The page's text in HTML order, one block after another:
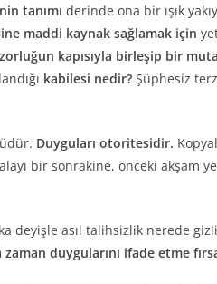
tanımı derinde ona bir ışık
maddi kaynak sağlamak için
kapısıyla birleşip bir
kabilesi nedir? Şüphesiz
Duyguları otoritesidir.
bir sonrakine, önceki akşam
deyişle asıl talihsizlik nerede
duygularını ifade etme